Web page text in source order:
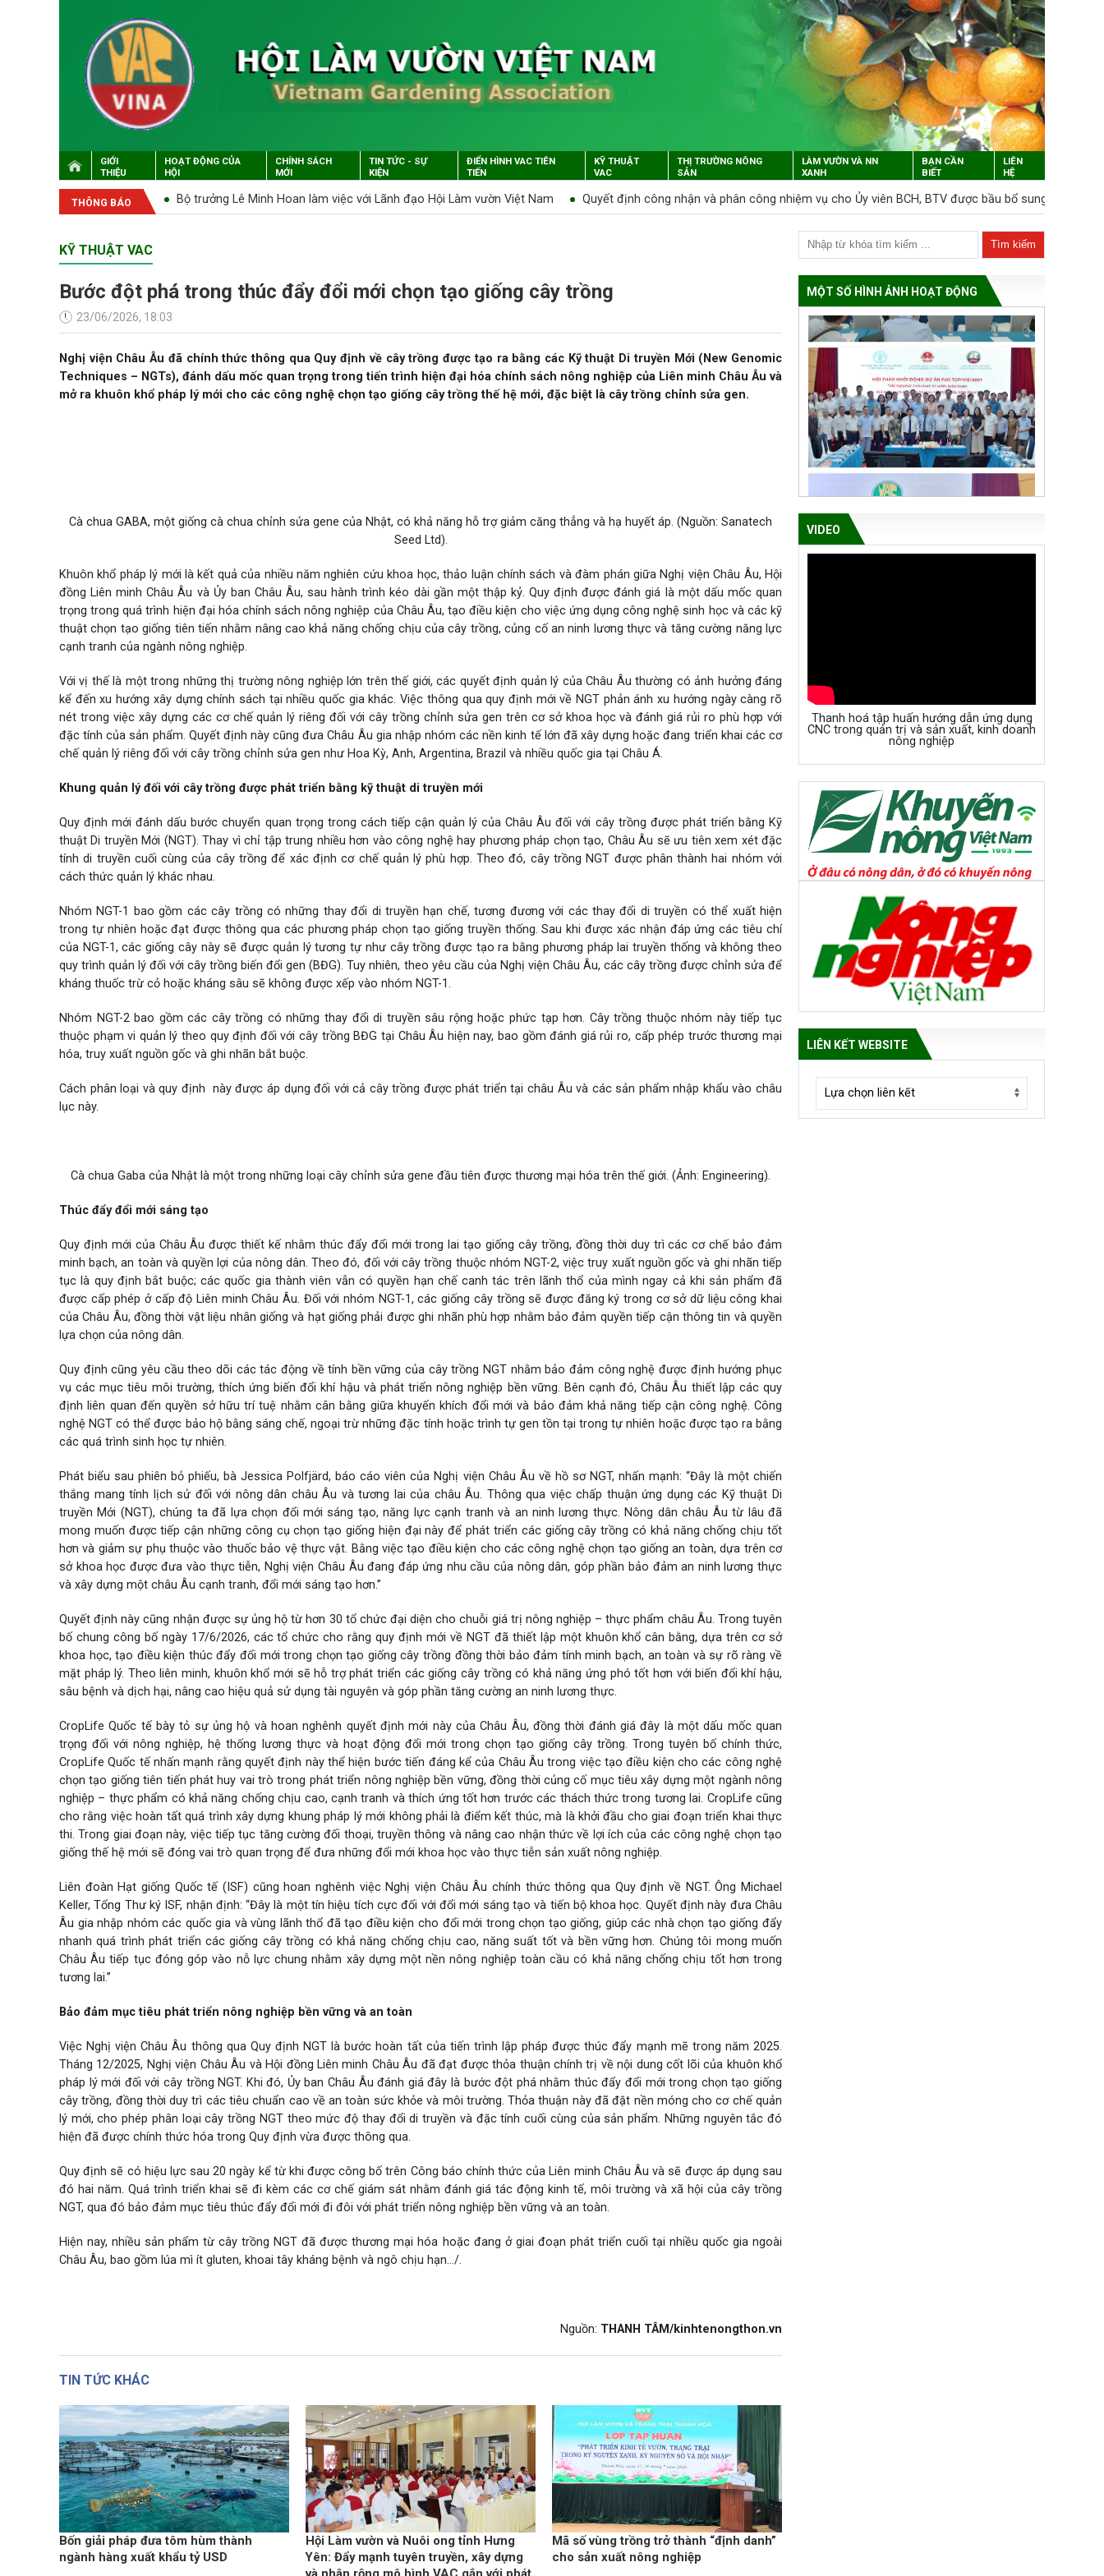
GIỚI
THIỆU
HOẠT ĐỘNG CỦA
HỘI
CHÍNH SÁCH
MỚI
TIN TỨC - SỰ
KIỆN
ĐIỂN HÌNH VAC TIÊN
TIẾN
KỸ THUẬT
VAC
THỊ TRƯỜNG NÔNG
SẢN
LÀM VƯỜN VÀ NN
XANH
BẠN CẦN
BIẾT
LIÊN
HỆ
THÔNG BÁO
lớn sau 'siêu bão' lịch sử Bộ trưởng Lê Minh Hoan làm việc với Lãnh đạo Hội Làm vườn Việt Nam Quyết định công nhận và phân công nhiệm vụ cho Ủy viên BCH, BTV được bầu bổ sung tháng 3/
KỸ THUẬT VAC
Bước đột phá trong thúc đẩy đổi mới chọn tạo giống cây trồng
23/06/2026, 18:03
Nghị viện Châu Âu đã chính thức thông qua Quy định về cây trồng được tạo ra bằng các Kỹ thuật Di truyền Mới (New Genomic
Techniques – NGTs), đánh dấu mốc quan trọng trong tiến trình hiện đại hóa chính sách nông nghiệp của Liên minh Châu Âu và
mở ra khuôn khổ pháp lý mới cho các công nghệ chọn tạo giống cây trồng thế hệ mới, đặc biệt là cây trồng chỉnh sửa gen.
Cà chua GABA, một giống cà chua chỉnh sửa gene của Nhật, có khả năng hỗ trợ giảm căng thẳng và hạ huyết áp. (Nguồn: Sanatech
Seed Ltd).
Khuôn khổ pháp lý mới là kết quả của nhiều năm nghiên cứu khoa học, thảo luận chính sách và đàm phán giữa Nghị viện Châu Âu, Hội
đồng Liên minh Châu Âu và Ủy ban Châu Âu, sau hành trình kéo dài gần một thập kỷ. Quy định được đánh giá là một dấu mốc quan
trọng trong quá trình hiện đại hóa chính sách nông nghiệp của Châu Âu, tạo điều kiện cho việc ứng dụng công nghệ sinh học và các kỹ
thuật chọn tạo giống tiên tiến nhằm nâng cao khả năng chống chịu của cây trồng, củng cố an ninh lương thực và tăng cường năng lực
cạnh tranh của ngành nông nghiệp.
Với vị thế là một trong những thị trường nông nghiệp lớn trên thế giới, các quyết định quản lý của Châu Âu thường có ảnh hưởng đáng
kể đến xu hướng xây dựng chính sách tại nhiều quốc gia khác. Việc thông qua quy định mới về NGT phản ánh xu hướng ngày càng rõ
nét trong việc xây dựng các cơ chế quản lý riêng đối với cây trồng chỉnh sửa gen trên cơ sở khoa học và đánh giá rủi ro phù hợp với
đặc tính của sản phẩm. Quyết định này cũng đưa Châu Âu gia nhập nhóm các nền kinh tế lớn đã xây dựng hoặc đang triển khai các cơ
chế quản lý riêng đối với cây trồng chỉnh sửa gen như Hoa Kỳ, Anh, Argentina, Brazil và nhiều quốc gia tại Châu Á.
Khung quản lý đối với cây trồng được phát triển bằng kỹ thuật di truyền mới
Quy định mới đánh dấu bước chuyển quan trọng trong cách tiếp cận quản lý của Châu Âu đối với cây trồng được phát triển bằng Kỹ
thuật Di truyền Mới (NGT). Thay vì chỉ tập trung nhiều hơn vào công nghệ hay phương pháp chọn tạo, Châu Âu sẽ ưu tiên xem xét đặc
tính di truyền cuối cùng của cây trồng để xác định cơ chế quản lý phù hợp. Theo đó, cây trồng NGT được phân thành hai nhóm với
cách thức quản lý khác nhau.
Nhóm NGT-1 bao gồm các cây trồng có những thay đổi di truyền hạn chế, tương đương với các thay đổi di truyền có thể xuất hiện
trong tự nhiên hoặc đạt được thông qua các phương pháp chọn tạo giống truyền thống. Sau khi được xác nhận đáp ứng các tiêu chí
của NGT-1, các giống cây này sẽ được quản lý tương tự như cây trồng được tạo ra bằng phương pháp lai truyền thống và không theo
quy trình quản lý đối với cây trồng biến đổi gen (BĐG). Tuy nhiên, theo yêu cầu của Nghị viện Châu Âu, các cây trồng được chỉnh sửa để
kháng thuốc trừ cỏ hoặc kháng sâu sẽ không được xếp vào nhóm NGT-1.
Nhóm NGT-2 bao gồm các cây trồng có những thay đổi di truyền sâu rộng hoặc phức tạp hơn. Cây trồng thuộc nhóm này tiếp tục
thuộc phạm vi quản lý theo quy định đối với cây trồng BĐG tại Châu Âu hiện nay, bao gồm đánh giá rủi ro, cấp phép trước thương mại
hóa, truy xuất nguồn gốc và ghi nhãn bắt buộc.
Cách phân loại và quy định này được áp dụng đối với cả cây trồng được phát triển tại châu Âu và các sản phẩm nhập khẩu vào châu
lục này.
Cà chua Gaba của Nhật là một trong những loại cây chỉnh sửa gene đầu tiên được thương mại hóa trên thế giới. (Ảnh: Engineering).
Thúc đẩy đổi mới sáng tạo
Quy định mới của Châu Âu được thiết kế nhằm thúc đẩy đổi mới trong lai tạo giống cây trồng, đồng thời duy trì các cơ chế bảo đảm
minh bạch, an toàn và quyền lợi của nông dân. Theo đó, đối với cây trồng thuộc nhóm NGT-2, việc truy xuất nguồn gốc và ghi nhãn tiếp
tục là quy định bắt buộc; các quốc gia thành viên vẫn có quyền hạn chế canh tác trên lãnh thổ của mình ngay cả khi sản phẩm đã
được cấp phép ở cấp độ Liên minh Châu Âu. Đối với nhóm NGT-1, các giống cây trồng sẽ được đăng ký trong cơ sở dữ liệu công khai
của Châu Âu, đồng thời vật liệu nhân giống và hạt giống phải được ghi nhãn phù hợp nhằm bảo đảm quyền tiếp cận thông tin và quyền
lựa chọn của nông dân.
Quy định cũng yêu cầu theo dõi các tác động về tính bền vững của cây trồng NGT nhằm bảo đảm công nghệ được định hướng phục
vụ các mục tiêu môi trường, thích ứng biến đổi khí hậu và phát triển nông nghiệp bền vững. Bên cạnh đó, Châu Âu thiết lập các quy
định liên quan đến quyền sở hữu trí tuệ nhằm cân bằng giữa khuyến khích đổi mới và bảo đảm khả năng tiếp cận công nghệ. Công
nghệ NGT có thể được bảo hộ bằng sáng chế, ngoại trừ những đặc tính hoặc trình tự gen tồn tại trong tự nhiên hoặc được tạo ra bằng
các quá trình sinh học tự nhiên.
Phát biểu sau phiên bỏ phiếu, bà Jessica Polfjärd, báo cáo viên của Nghị viện Châu Âu về hồ sơ NGT, nhấn mạnh: “Đây là một chiến
thắng mang tính lịch sử đối với nông dân châu Âu và tương lai của châu Âu. Thông qua việc chấp thuận ứng dụng các Kỹ thuật Di
truyền Mới (NGT), chúng ta đã lựa chọn đổi mới sáng tạo, năng lực cạnh tranh và an ninh lương thực. Nông dân châu Âu từ lâu đã
mong muốn được tiếp cận những công cụ chọn tạo giống hiện đại này để phát triển các giống cây trồng có khả năng chống chịu tốt
hơn và giảm sự phụ thuộc vào thuốc bảo vệ thực vật. Bằng việc tạo điều kiện cho các công nghệ chọn tạo giống an toàn, dựa trên cơ
sở khoa học được đưa vào thực tiễn, Nghị viện Châu Âu đang đáp ứng nhu cầu của nông dân, góp phần bảo đảm an ninh lương thực
và xây dựng một châu Âu cạnh tranh, đổi mới sáng tạo hơn.”
Quyết định này cũng nhận được sự ủng hộ từ hơn 30 tổ chức đại diện cho chuỗi giá trị nông nghiệp – thực phẩm châu Âu. Trong tuyên
bố chung công bố ngày 17/6/2026, các tổ chức cho rằng quy định mới về NGT đã thiết lập một khuôn khổ cân bằng, dựa trên cơ sở
khoa học, tạo điều kiện thúc đẩy đổi mới trong chọn tạo giống cây trồng đồng thời bảo đảm tính minh bạch, an toàn và sự rõ ràng về
mặt pháp lý. Theo liên minh, khuôn khổ mới sẽ hỗ trợ phát triển các giống cây trồng có khả năng ứng phó tốt hơn với biến đổi khí hậu,
sâu bệnh và dịch hại, nâng cao hiệu quả sử dụng tài nguyên và góp phần tăng cường an ninh lương thực.
CropLife Quốc tế bày tỏ sự ủng hộ và hoan nghênh quyết định mới này của Châu Âu, đồng thời đánh giá đây là một dấu mốc quan
trọng đối với nông nghiệp, hệ thống lương thực và hoạt động đổi mới trong chọn tạo giống cây trồng. Trong tuyên bố chính thức,
CropLife Quốc tế nhấn mạnh rằng quyết định này thể hiện bước tiến đáng kể của Châu Âu trong việc tạo điều kiện cho các công nghệ
chọn tạo giống tiên tiến phát huy vai trò trong phát triển nông nghiệp bền vững, đồng thời củng cố mục tiêu xây dựng một ngành nông
nghiệp – thực phẩm có khả năng chống chịu cao, cạnh tranh và thích ứng tốt hơn trước các thách thức trong tương lai. CropLife cũng
cho rằng việc hoàn tất quá trình xây dựng khung pháp lý mới không phải là điểm kết thúc, mà là khởi đầu cho giai đoạn triển khai thực
thi. Trong giai đoạn này, việc tiếp tục tăng cường đối thoại, truyền thông và nâng cao nhận thức về lợi ích của các công nghệ chọn tạo
giống thế hệ mới sẽ đóng vai trò quan trọng để đưa những đổi mới khoa học vào thực tiễn sản xuất nông nghiệp.
Liên đoàn Hạt giống Quốc tế (ISF) cũng hoan nghênh việc Nghị viện Châu Âu chính thức thông qua Quy định về NGT. Ông Michael
Keller, Tổng Thư ký ISF, nhận định: “Đây là một tín hiệu tích cực đối với đổi mới sáng tạo và tiến bộ khoa học. Quyết định này đưa Châu
Âu gia nhập nhóm các quốc gia và vùng lãnh thổ đã tạo điều kiện cho đổi mới trong chọn tạo giống, giúp các nhà chọn tạo giống đẩy
nhanh quá trình phát triển các giống cây trồng có khả năng chống chịu cao, năng suất tốt và bền vững hơn. Chúng tôi mong muốn
Châu Âu tiếp tục đóng góp vào nỗ lực chung nhằm xây dựng một nền nông nghiệp toàn cầu có khả năng chống chịu tốt hơn trong
tương lai.”
Bảo đảm mục tiêu phát triển nông nghiệp bền vững và an toàn
Việc Nghị viện Châu Âu thông qua Quy định NGT là bước hoàn tất của tiến trình lập pháp được thúc đẩy mạnh mẽ trong năm 2025.
Tháng 12/2025, Nghị viện Châu Âu và Hội đồng Liên minh Châu Âu đã đạt được thỏa thuận chính trị về nội dung cốt lõi của khuôn khổ
pháp lý mới đối với cây trồng NGT. Khi đó, Ủy ban Châu Âu đánh giá đây là bước đột phá nhằm thúc đẩy đổi mới trong chọn tạo giống
cây trồng, đồng thời duy trì các tiêu chuẩn cao về an toàn sức khỏe và môi trường. Thỏa thuận này đã đặt nền móng cho cơ chế quản
lý mới, cho phép phân loại cây trồng NGT theo mức độ thay đổi di truyền và đặc tính cuối cùng của sản phẩm. Những nguyên tắc đó
hiện đã được chính thức hóa trong Quy định vừa được thông qua.
Quy định sẽ có hiệu lực sau 20 ngày kể từ khi được công bố trên Công báo chính thức của Liên minh Châu Âu và sẽ được áp dụng sau
đó hai năm. Quá trình triển khai sẽ đi kèm các cơ chế giám sát nhằm đánh giá tác động kinh tế, môi trường và xã hội của cây trồng
NGT, qua đó bảo đảm mục tiêu thúc đẩy đổi mới đi đôi với phát triển nông nghiệp bền vững và an toàn.
Hiện nay, nhiều sản phẩm từ cây trồng NGT đã được thương mại hóa hoặc đang ở giai đoạn phát triển cuối tại nhiều quốc gia ngoài
Châu Âu, bao gồm lúa mì ít gluten, khoai tây kháng bệnh và ngô chịu hạn.../.
Nguồn: THANH TÂM/kinhtenongthon.vn
TIN TỨC KHÁC
Bốn giải pháp đưa tôm hùm thành
ngành hàng xuất khẩu tỷ USD
Hội Làm vườn và Nuôi ong tỉnh Hưng
Yên: Đẩy mạnh tuyên truyền, xây dựng
Mã số vùng trồng trở thành “định danh”
cho sản xuất nông nghiệp
MỘT SỐ HÌNH ẢNH HOẠT ĐỘNG
VIDEO
Thanh hoá tập huấn hướng dẫn ứng dụng
CNC trong quản trị và sản xuất, kinh doanh
nông nghiệp
LIÊN KẾT WEBSITE